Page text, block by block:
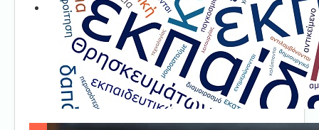
Τμήμα Γ'
Τμήμα Δ'
Τμήμα E'
Επικοινωνία